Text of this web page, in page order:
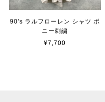
90's ラルフローレン シャツ ポ
ニー刺繍
¥7,700